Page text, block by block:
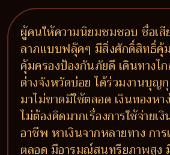
ผู้คนให้ความนิยมชมชอบ ชื่อเสี
ลาภแบบฟลุ๊คๆ มีสิ่งศักดิ์สิทธิ์คุ้
คุ้มครองป้องกันภัยดี เดินทางไ
ต่างจังหวัดบ่อย ได้ร่วมงานบุญ
มาไม่ขาดมีใช้ตลอด เงินทองห
ไม่ต้องคิดมากเรื่องการใช้จ่ายเ
อาชีพ หาเงินจากหลายทาง กา
ตลอด มีอารมณ์สุนทรียภาพสูง